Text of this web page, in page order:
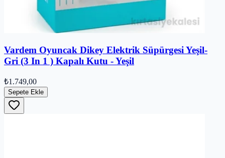
Vardem Oyuncak Dikey Elektrik Süpürgesi Yeşil-
Gri (3 In 1 ) Kapalı Kutu - Yeşil
₺1.749,00
Sepete Ekle